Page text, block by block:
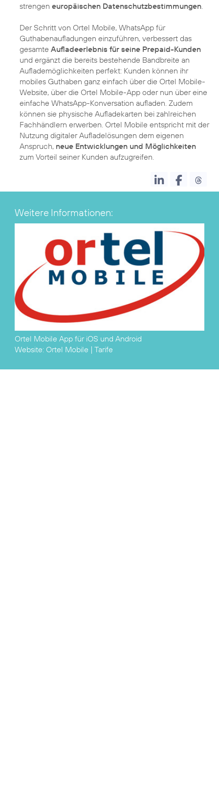
strengen europäischen Datenschutzbestimmungen.
Der Schritt von Ortel Mobile, WhatsApp für
Guthabenaufladungen einzuführen, verbessert das
gesamte Aufladeerlebnis für seine Prepaid-Kunden
und ergänzt die bereits bestehende Bandbreite an
Auflademöglichkeiten perfekt: Kunden können ihr
mobiles Guthaben ganz einfach über die Ortel Mobile-
Website, über die Ortel Mobile-App oder nun über eine
einfache WhatsApp-Konversation aufladen. Zudem
können sie physische Aufladekarten bei zahlreichen
Fachhändlern erwerben. Ortel Mobile entspricht mit der
Nutzung digitaler Aufladelösungen dem eigenen
Anspruch, neue Entwicklungen und Möglichkeiten
zum Vorteil seiner Kunden aufzugreifen.
Weitere Informationen:
Ortel Mobile App für iOS und Android
Website: Ortel Mobile | Tarife